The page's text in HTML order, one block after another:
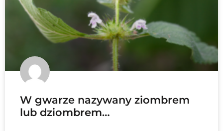
W gwarze nazywany ziombrem
lub dziombrem…